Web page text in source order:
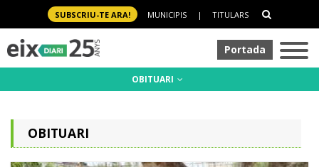
SUBSCRIU-TE ARA! MUNICIPIS | TITULARS
Portada
OBITUARI
OBITUARI